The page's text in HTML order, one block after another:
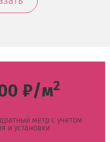
₽/м2
метр с учетом
и установки